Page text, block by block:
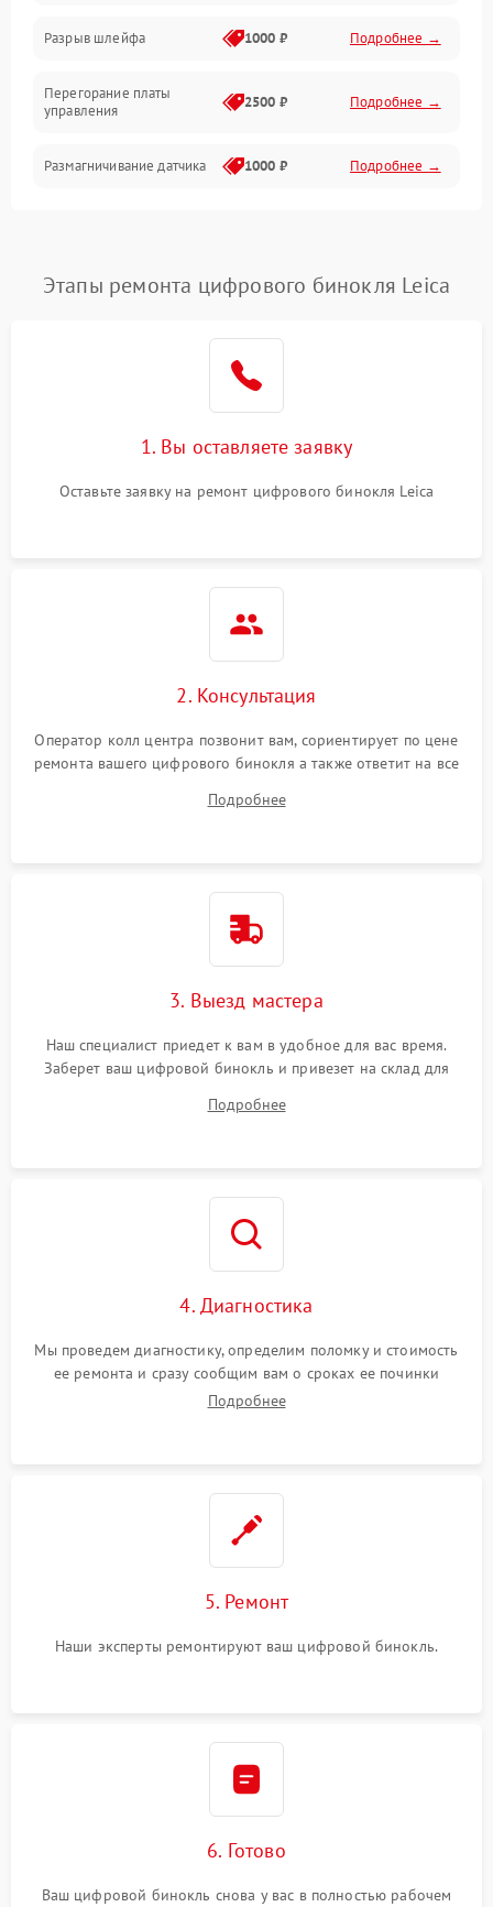
Разрыв шлейфа 1000 ₽ Подробнее →
Перегорание платы
управления
2500 ₽ Подробнее →
Размагничивание датчика 1000 ₽ Подробнее →
Неправильная передача
1000 ₽
Перегрев устройства
Этапы ремонта цифрового бинокля Leica
1. Вы оставляете заявку
Оставьте заявку на ремонт цифрового бинокля Leica
2. Консультация
Оператор колл центра позвонит вам, сориентирует по цене
ремонта вашего цифрового бинокля а также ответит на все
Подробнее
3. Выезд мастера
Наш специалист приедет к вам в удобное для вас время.
Заберет ваш цифровой бинокль и привезет на склад для
Подробнее
4. Диагностика
Мы проведем диагностику, определим поломку и стоимость
ее ремонта и сразу сообщим вам о сроках ее починки
Подробнее
5. Ремонт
Наши эксперты ремонтируют ваш цифровой бинокль.
6. Готово
Ваш цифровой бинокль снова у вас в полностью рабочем